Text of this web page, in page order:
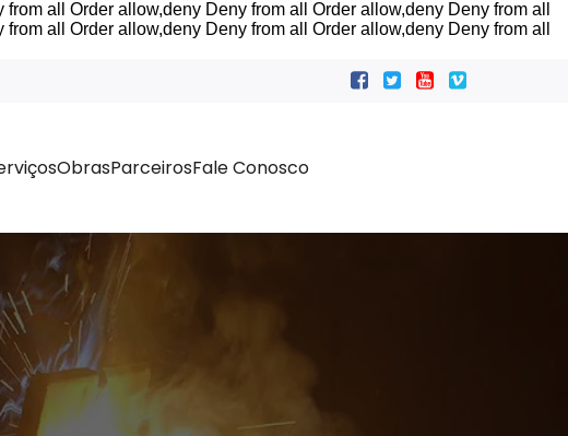
from all Order allow,deny Deny from all Order allow,deny Deny from all
from all Order allow,deny Deny from all Order allow,deny Deny from all
ObrasParceirosFale Conosco